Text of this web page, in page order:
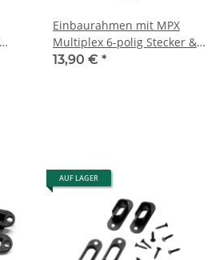
Einbaurahmen mit MPX
Multiplex 6-polig Stecker &
Buchse (2 Paar) V2 Set
13,90 € *
AUF LAGER